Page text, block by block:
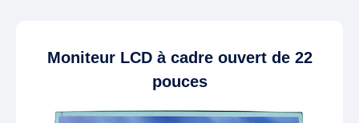
Moniteur LCD à cadre ouvert de 22
pouces